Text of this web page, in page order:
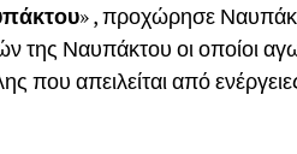
» , προχώρησε
Ναυπάκτου οι οποίοι
που απειλείται από